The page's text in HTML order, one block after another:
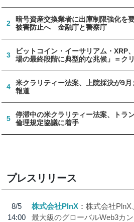
2
暗号資産交換業者に出庫制限強化を
被害防止へ 金融庁と警察庁
3
ビットコイン・イーサリアム・XRP
場の最終段階に典型的な兆候」＝ク
4
米クラリティー法案、上院採決が9月
報道
5
停滞中の米クラリティー法案、トラ
倫理規定協議に着手
プレスリリース
8/5
14:00
株式会社PlnX
株式会社PlnX
最大級のグローバルWeb3カ